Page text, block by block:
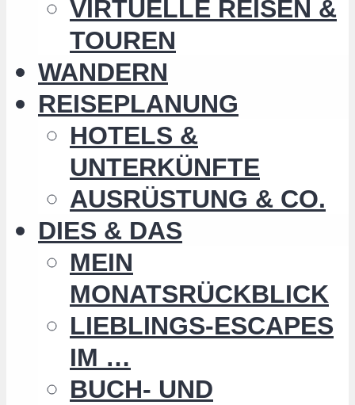
VIRTUELLE REISEN &
TOUREN
WANDERN
REISEPLANUNG
HOTELS &
UNTERKÜNFTE
AUSRÜSTUNG & CO.
DIES & DAS
MEIN
MONATSRÜCKBLICK
LIEBLINGS-ESCAPES
IM …
BUCH- UND